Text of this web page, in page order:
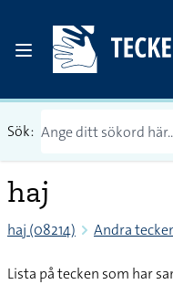
Sök:
haj
haj (08214) Andra
Lista på tecken som har